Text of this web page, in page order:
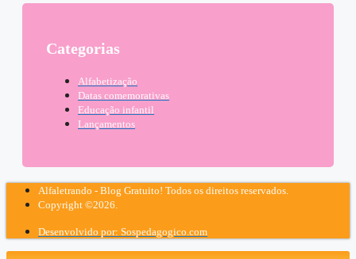
Categorias
Alfabetização
Datas comemorativas
Educação infantil
Lançamentos
Alfaletrando - Blog Gratuito! Todos os direitos reservados.
Copyright ©2026.
Desenvolvido por: Sospedagogico.com